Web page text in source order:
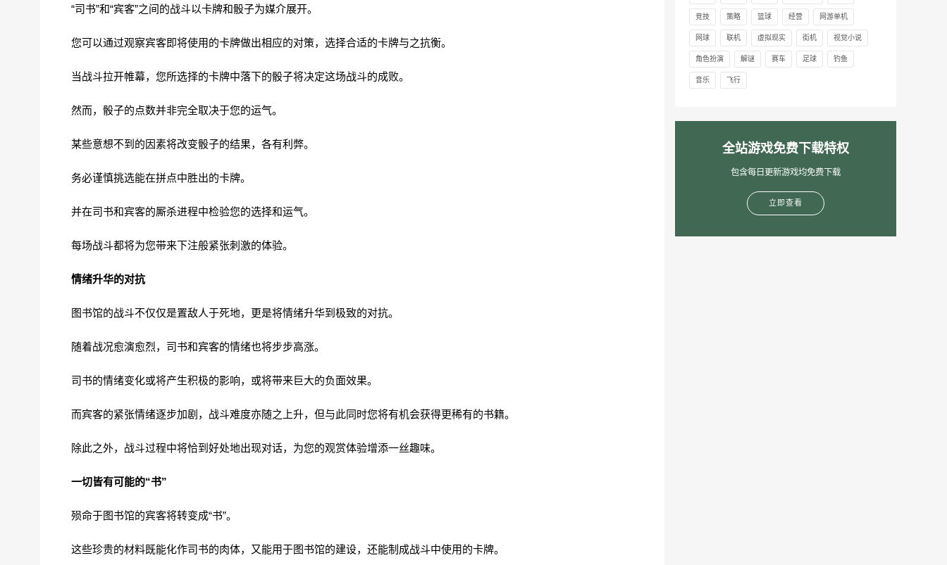
“司书”和“宾客”之间的战斗以卡牌和骰子为媒介展开。
您可以通过观察宾客即将使用的卡牌做出相应的对策，选择合适的卡牌与之抗衡。
当战斗拉开帷幕，您所选择的卡牌中落下的骰子将决定这场战斗的成败。
然而，骰子的点数并非完全取决于您的运气。
某些意想不到的因素将改变骰子的结果，各有利弊。
务必谨慎挑选能在拼点中胜出的卡牌。
并在司书和宾客的厮杀进程中检验您的选择和运气。
每场战斗都将为您带来下注般紧张刺激的体验。
情绪升华的对抗
图书馆的战斗不仅仅是置敌人于死地，更是将情绪升华到极致的对抗。
随着战况愈演愈烈，司书和宾客的情绪也将步步高涨。
司书的情绪变化或将产生积极的影响，或将带来巨大的负面效果。
而宾客的紧张情绪逐步加剧，战斗难度亦随之上升，但与此同时您将有机会获得更稀有的书籍。
除此之外，战斗过程中将恰到好处地出现对话，为您的观赏体验增添一丝趣味。
一切皆有可能的“书”
殒命于图书馆的宾客将转变成“书”。
这些珍贵的材料既能化作司书的肉体，又能用于图书馆的建设，还能制成战斗中使用的卡牌。
竞技 策略 篮球 经营 网游单机
网球 联机 虚拟现实 街机 视觉小说
角色扮演 解谜 赛车 足球 钓鱼
音乐 飞行
全站游戏免费下载特权
包含每日更新游戏均免费下载
立即查看